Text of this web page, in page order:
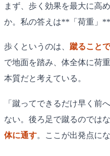
まず、歩く効果を最大に高
か。私の答えは**「荷重」**
歩くというのは、 蹴ること
で地面を踏み、体全体に荷
本質だと考えている。
「蹴ってできるだけ早く前
ない。後ろ足で蹴るのではな
体に通す。ここが出発点にな